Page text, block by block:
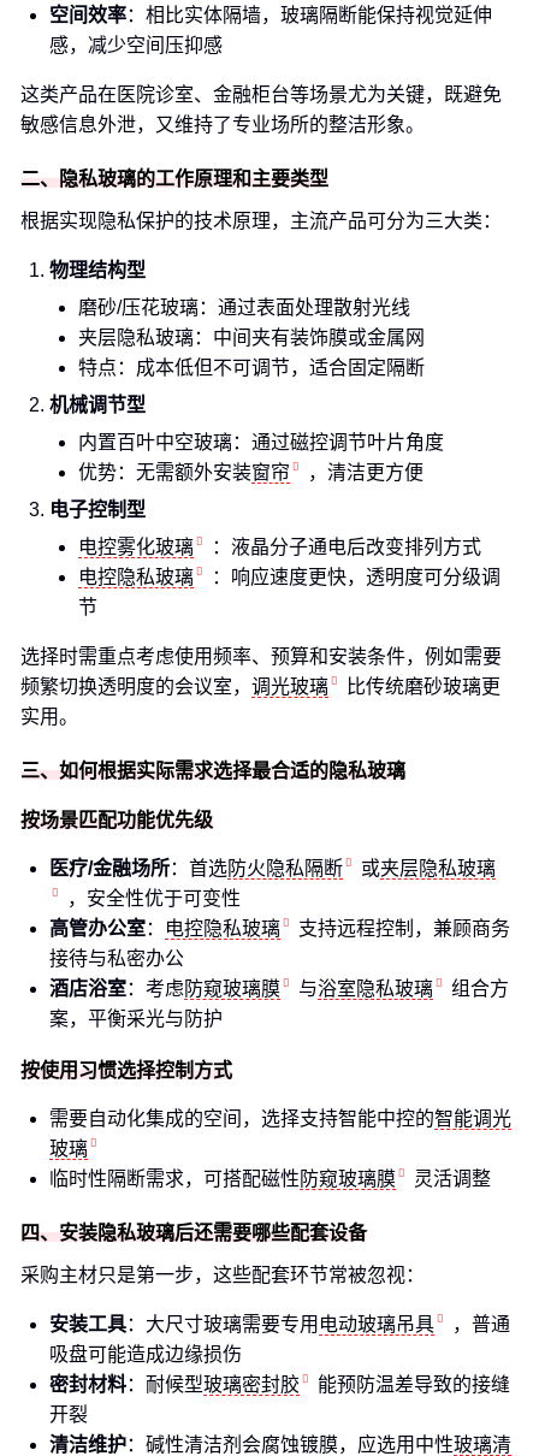
空间效率：相比实体隔墙，玻璃隔断能保持视觉延伸
感，减少空间压抑感
这类产品在医院诊室、金融柜台等场景尤为关键，既避免
敏感信息外泄，又维持了专业场所的整洁形象。
二、隐私玻璃的工作原理和主要类型
根据实现隐私保护的技术原理，主流产品可分为三大类：
物理结构型
磨砂/压花玻璃：通过表面处理散射光线
夹层隐私玻璃：中间夹有装饰膜或金属网
特点：成本低但不可调节，适合固定隔断
机械调节型
内置百叶中空玻璃：通过磁控调节叶片角度
优势：无需额外安装窗帘
，清洁更方便
电子控制型
电控雾化玻璃
：液晶分子通电后改变排列方式
电控隐私玻璃
：响应速度更快，透明度可分级调
节
选择时需重点考虑使用频率、预算和安装条件，例如需要
频繁切换透明度的会议室， 调光玻璃
比传统磨砂玻璃更
实用。
三、如何根据实际需求选择最合适的隐私玻璃
按场景匹配功能优先级
医疗/金融场所：首选防火隐私隔断 或夹层隐私玻璃
，安全性优于可变性
高管办公室： 电控隐私玻璃
支持远程控制，兼顾商务
接待与私密办公
酒店浴室：考虑 防窥玻璃膜 与浴室隐私玻璃
组合方
案，平衡采光与防护
按使用习惯选择控制方式
需要自动化集成的空间，选择支持智能中控的智能调光
玻璃
临时性隔断需求，可搭配磁性 防窥玻璃膜 灵活调整
四、安装隐私玻璃后还需要哪些配套设备
采购主材只是第一步，这些配套环节常被忽视：
安装工具：大尺寸玻璃需要专用 电动玻璃吊具
，普通
吸盘可能造成边缘损伤
密封材料：耐候型玻璃密封胶
能预防温差导致的接缝
开裂
清洁维护：碱性清洁剂会腐蚀镀膜，应选用中性玻璃清